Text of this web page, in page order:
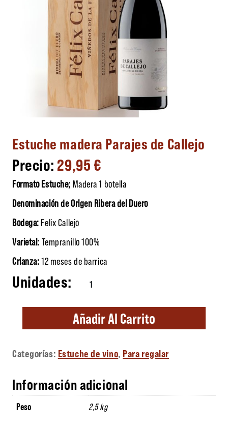
Estuche madera Parajes de Callejo
29,95€
Formato Estuche; Madera 1 botella
Denominación de Origen Ribera del Duero
Bodega: Felix Callejo
Varietal: Tempranillo 100%
Crianza:12 meses de barrica
Estuche madera Parajes de Callejo
Añadir Al Carrito
Categorías: Estuche de vino, Para regalar
Información adicional
Peso 2,5 kg